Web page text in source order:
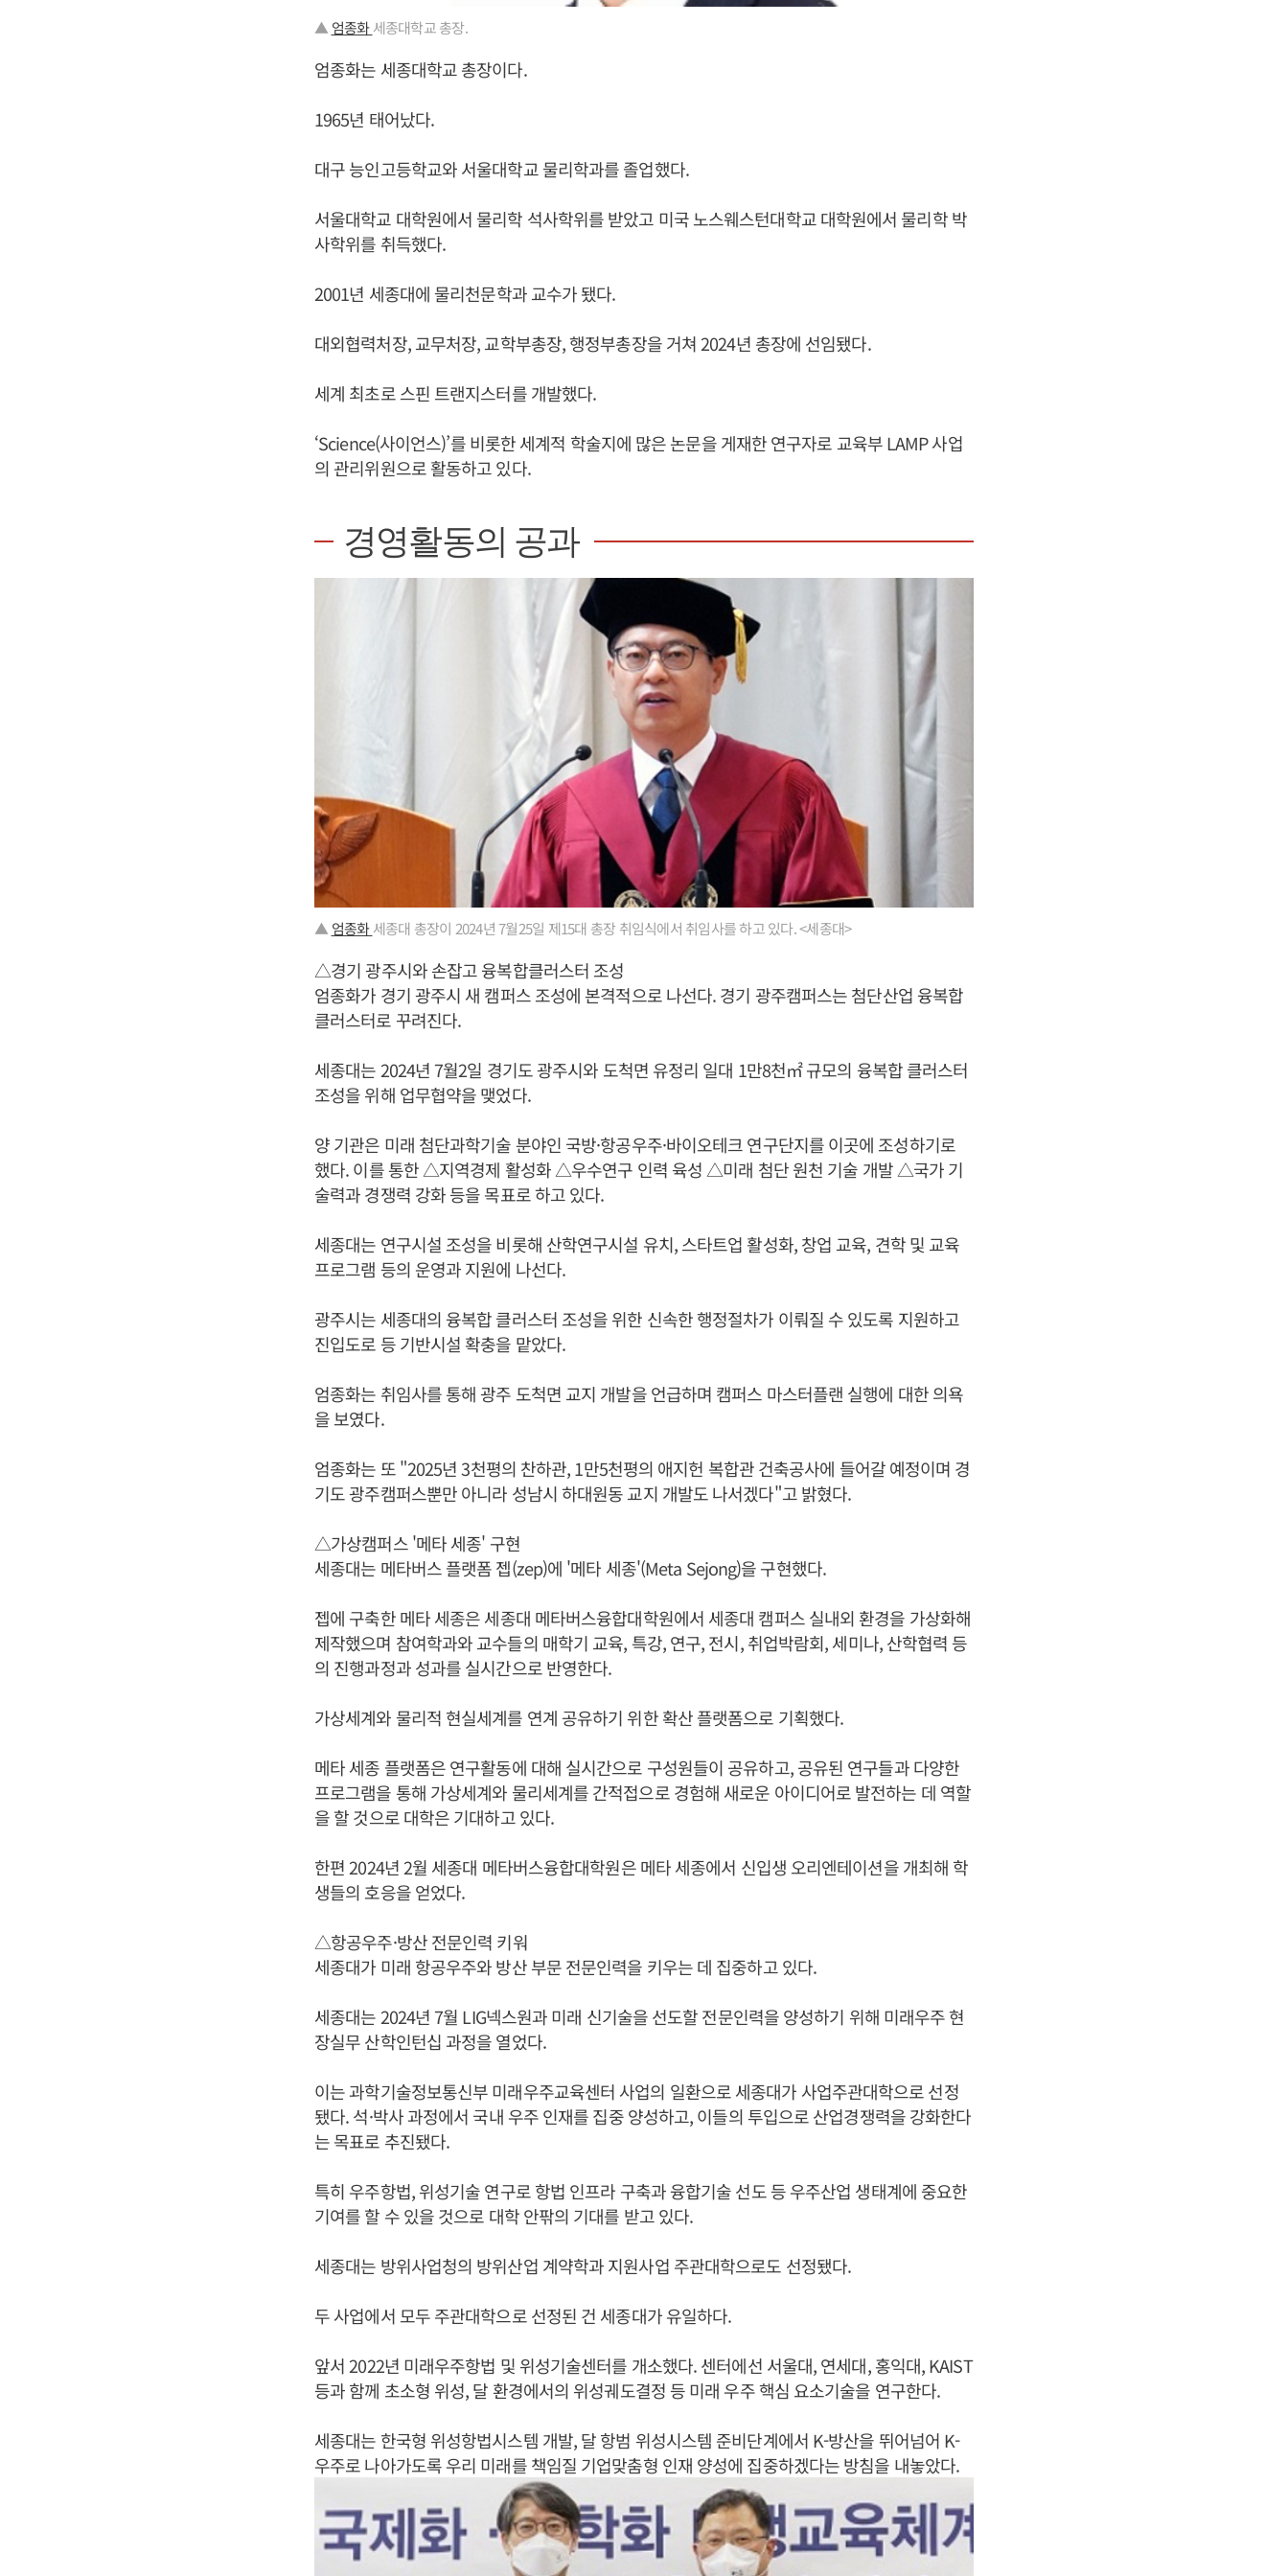
▲ 엄종화세종대학교 총장.
엄종화는 세종대학교 총장이다.
1965년 태어났다.
대구 능인고등학교와 서울대학교 물리학과를 졸업했다.
서울대학교 대학원에서 물리학 석사학위를 받았고 미국 노스웨스턴대학교 대학원에서 물리학 박
사학위를 취득했다.
2001년 세종대에 물리천문학과 교수가 됐다.
대외협력처장, 교무처장, 교학부총장, 행정부총장을 거쳐 2024년 총장에 선임됐다.
세계 최초로 스핀 트랜지스터를 개발했다.
‘Science(사이언스)’를 비롯한 세계적 학술지에 많은 논문을 게재한 연구자로 교육부 LAMP 사업
의 관리위원으로 활동하고 있다.
경영활동의 공과
▲ 엄종화세종대 총장이 2024년 7월25일 제15대 총장 취임식에서 취임사를 하고 있다. <세종대>
△경기 광주시와 손잡고 융복합클러스터 조성
엄종화가 경기 광주시 새 캠퍼스 조성에 본격적으로 나선다. 경기 광주캠퍼스는 첨단산업 융복합
클러스터로 꾸려진다.
세종대는 2024년 7월2일 경기도 광주시와 도척면 유정리 일대 1만8천㎡ 규모의 융복합 클러스터
조성을 위해 업무협약을 맺었다.
양 기관은 미래 첨단과학기술 분야인 국방·항공우주·바이오테크 연구단지를 이곳에 조성하기로
했다. 이를 통한 △지역경제 활성화 △우수연구 인력 육성 △미래 첨단 원천 기술 개발 △국가 기
술력과 경쟁력 강화 등을 목표로 하고 있다.
세종대는 연구시설 조성을 비롯해 산학연구시설 유치, 스타트업 활성화, 창업 교육, 견학 및 교육
프로그램 등의 운영과 지원에 나선다.
광주시는 세종대의 융복합 클러스터 조성을 위한 신속한 행정절차가 이뤄질 수 있도록 지원하고
진입도로 등 기반시설 확충을 맡았다.
엄종화는 취임사를 통해 광주 도척면 교지 개발을 언급하며 캠퍼스 마스터플랜 실행에 대한 의욕
을 보였다.
엄종화는 또 "2025년 3천평의 찬하관, 1만5천평의 애지헌 복합관 건축공사에 들어갈 예정이며 경
기도 광주캠퍼스뿐만 아니라 성남시 하대원동 교지 개발도 나서겠다"고 밝혔다.
△가상캠퍼스 '메타 세종' 구현
세종대는 메타버스 플랫폼 젭(zep)에 '메타 세종'(Meta Sejong)을 구현했다.
젭에 구축한 메타 세종은 세종대 메타버스융합대학원에서 세종대 캠퍼스 실내외 환경을 가상화해
제작했으며 참여학과와 교수들의 매학기 교육, 특강, 연구, 전시, 취업박람회, 세미나, 산학협력 등
의 진행과정과 성과를 실시간으로 반영한다.
가상세계와 물리적 현실세계를 연계 공유하기 위한 확산 플랫폼으로 기획했다.
메타 세종 플랫폼은 연구활동에 대해 실시간으로 구성원들이 공유하고, 공유된 연구들과 다양한
프로그램을 통해 가상세계와 물리세계를 간적접으로 경험해 새로운 아이디어로 발전하는 데 역할
을 할 것으로 대학은 기대하고 있다.
한편 2024년 2월 세종대 메타버스융합대학원은 메타 세종에서 신입생 오리엔테이션을 개최해 학
생들의 호응을 얻었다.
△항공우주·방산 전문인력 키워
세종대가 미래 항공우주와 방산 부문 전문인력을 키우는 데 집중하고 있다.
세종대는 2024년 7월 LIG넥스원과 미래 신기술을 선도할 전문인력을 양성하기 위해 미래우주 현
장실무 산학인턴십 과정을 열었다.
이는 과학기술정보통신부 미래우주교육센터 사업의 일환으로 세종대가 사업주관대학으로 선정
됐다. 석·박사 과정에서 국내 우주 인재를 집중 양성하고, 이들의 투입으로 산업경쟁력을 강화한다
는 목표로 추진됐다.
특히 우주항법, 위성기술 연구로 항법 인프라 구축과 융합기술 선도 등 우주산업 생태계에 중요한
기여를 할 수 있을 것으로 대학 안팎의 기대를 받고 있다.
세종대는 방위사업청의 방위산업 계약학과 지원사업 주관대학으로도 선정됐다.
두 사업에서 모두 주관대학으로 선정된 건 세종대가 유일하다.
앞서 2022년 미래우주항법 및 위성기술센터를 개소했다. 센터에선 서울대, 연세대, 홍익대, KAIST
등과 함께 초소형 위성, 달 환경에서의 위성궤도결정 등 미래 우주 핵심 요소기술을 연구한다.
세종대는 한국형 위성항법시스템 개발, 달 항범 위성시스템 준비단계에서 K-방산을 뛰어넘어 K-
우주로 나아가도록 우리 미래를 책임질 기업맞춤형 인재 양성에 집중하겠다는 방침을 내놓았다.